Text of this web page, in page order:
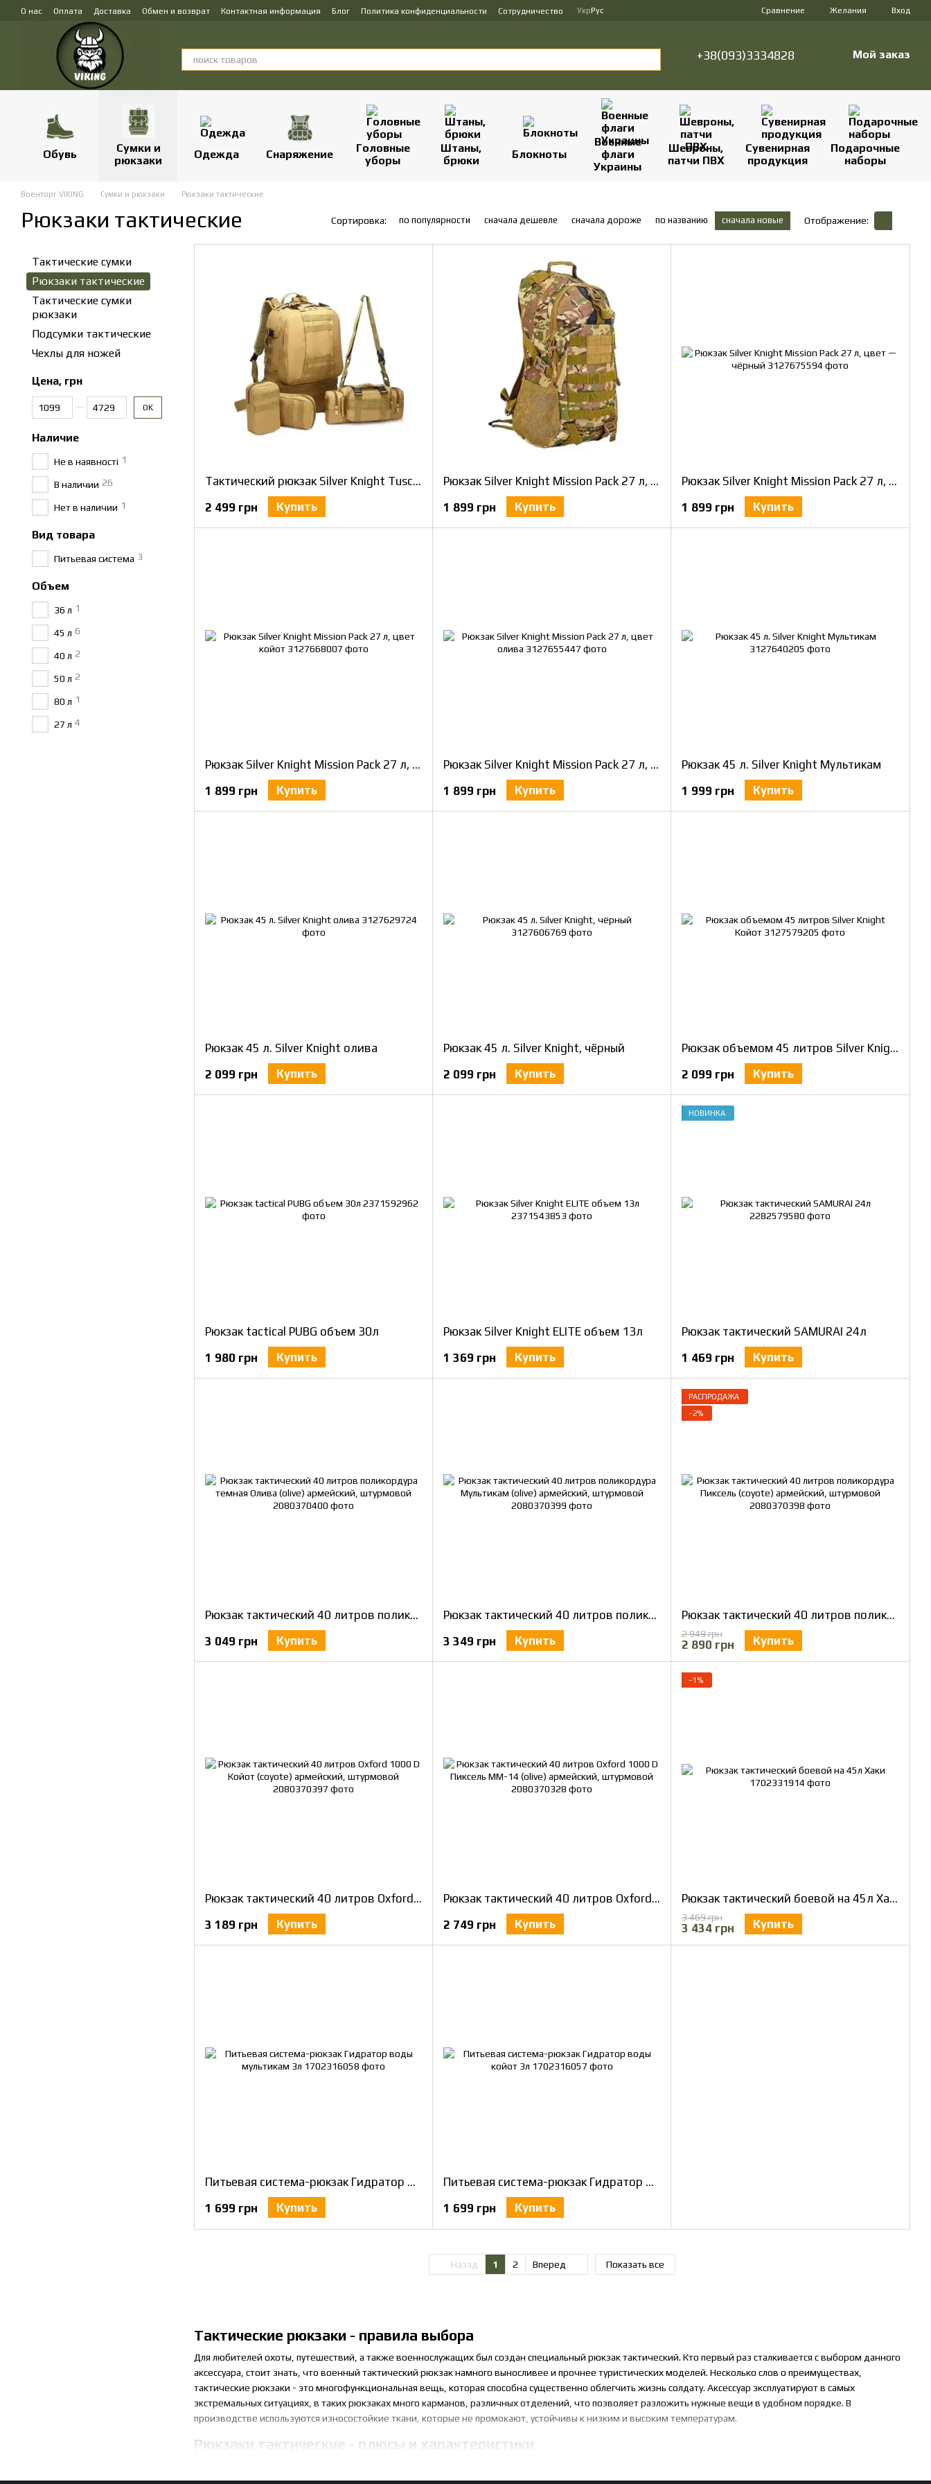
Перейти к основному контенту
О нас Оплата Доставка Обмен и возврат Контактная информация Блог Политика конфиденциальности Сотрудничество УкрРус Сравнение Желания Вход
+38(093)3334828 Мой заказ
Обувь
Сумки и
рюкзаки
Одежда Снаряжение
Головные
уборы
Штаны,
брюки
Блокноты
Военные
флаги
Украины
Шевроны,
патчи ПВХ
Сувенирная
продукция
Подарочные
наборы
Военторг VIKING Сумки и рюкзаки Рюкзаки тактические
Рюкзаки тактические Сортировка: по популярности сначала дешевле сначала дороже по названию сначала новые Отображение:
Тактические рюкзаки - правила выбора
Для любителей охоты, путешествий, а также военнослужащих был создан специальный рюкзак тактический. Кто первый раз сталкивается с выбором данного
аксессуара, стоит знать, что военный тактический рюкзак намного выносливее и прочнее туристических моделей. Несколько слов о преимуществах,
тактические рюкзаки - это многофункциональная вещь, которая способна существенно облегчить жизнь солдату. Аксессуар эксплуатируют в самых
экстремальных ситуациях, в таких рюкзаках много карманов, различных отделений, что позволяет разложить нужные вещи в удобном порядке. В
производстве используются износостойкие ткани, которые не промокают, устойчивы к низким и высоким температурам.
Рюкзаки тактические - плюсы и характеристики
объемов - от двадцати до ста литров, чем больше, тем лучше вместительность. Выбор зависит от целей и на какой период нужен наплечник. Немалую роль
Тактический рюкзак Silver Knight Tuscan объемом 40+10 литров, цвет Койот
2 499 грн
Купить
Рюкзак Silver Knight Mission Pack 27 л, цвет мультикам
1 899 грн
Купить
Рюкзак Silver Knight Mission Pack 27 л, цвет — чёрный
1 899 грн
Купить
Рюкзак Silver Knight Mission Pack 27 л, цвет койот
1 899 грн
Купить
Рюкзак Silver Knight Mission Pack 27 л, цвет олива
1 899 грн
Купить
Рюкзак 45 л. Silver Knight Мультикам
1 999 грн
Купить
Рюкзак 45 л. Silver Knight олива
2 099 грн
Купить
Рюкзак 45 л. Silver Knight, чёрный
2 099 грн
Купить
Рюкзак объемом 45 литров Silver Knight Койот
2 099 грн
Купить
Рюкзак tactical PUBG объем 30л
1 980 грн
Купить
Рюкзак Silver Knight ELITE объем 13л
1 369 грн
Купить
НОВИНКА
Рюкзак тактический SAMURAI 24л
1 469 грн
Купить
Рюкзак тактический 40 литров поликордура темная Олива (olive) армейский, штурмовой
3 049 грн
Купить
Рюкзак тактический 40 литров поликордура Мультикам (olive) армейский, штурмовой
3 349 грн
Купить
РАСПРОДАЖА
−2%
Рюкзак тактический 40 литров поликордура Пиксель (coyote) армейский, штурмовой
2 949 грн
2 890 грн Купить
Рюкзак тактический 40 литров Oxford 1000 D Койот (coyote) армейский, штурмовой
3 189 грн
Купить
Рюкзак тактический 40 литров Oxford 1000 D Пиксель ММ-14 (olive) армейский, штурмовой
2 749 грн
Купить
−1%
Рюкзак тактический боевой на 45л Хаки
3 469 грн
3 434 грн Купить
Питьевая система-рюкзак Гидратор воды мультикам 3л
1 699 грн
Купить
Питьевая система-рюкзак Гидратор воды койот 3л
1 699 грн
Купить
Назад 1 2 Вперед Показать все
Тактические сумки
Рюкзаки тактические
Тактические сумки
рюкзаки
Подсумки тактические
Чехлы для ножей
Цена, грн
OK
Наличие
Не в наявності 1
В наличии 26
Нет в наличии 1
Вид товара
Питьевая система 3
Объем
36 л 1
45 л 6
40 л 2
50 л 2
80 л 1
27 л 4